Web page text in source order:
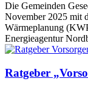
Die Gemeinden
November 2025 mit
Wärmeplanung
Energieagentur
Ratgeber